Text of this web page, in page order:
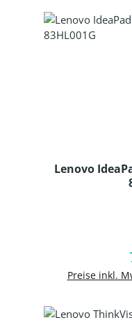
Lenovo
Preise inkl.
In